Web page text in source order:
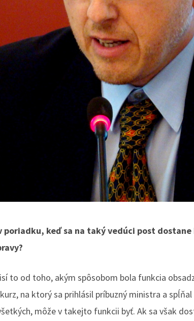
poriadku, keď sa na taký vedúci post
to od toho, akým spôsobom bola funkcia
na ktorý sa prihlásil príbuzný ministra a
môže v takejto funkcii byť. Ak sa však